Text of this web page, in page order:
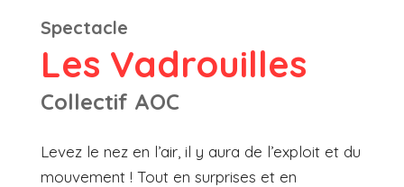
Spectacle
Les Vadrouilles
Collectif AOC
Levez le nez en l’air, il y aura de l’exploit et du
mouvement ! Tout en surprises et en